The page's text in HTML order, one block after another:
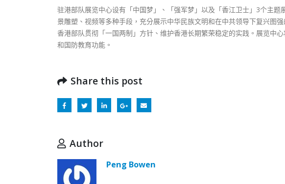
驻港部队展览中心设有「中国梦」、「强军梦」以及「香江卫士」3个主
景雕塑、视频等多种手段，充分展示中华民族文明和在中共领导下复兴图
香港部队贯彻「一国两制」方针、维护香港长期繁荣稳定的实践。展览中
和国防教育功能。
Share this post
Author
Peng Bowen